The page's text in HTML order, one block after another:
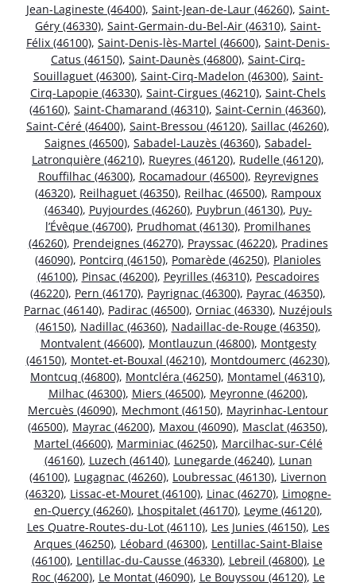
Jean-Lagineste (46400), Saint-Jean-de-Laur (46260), Saint-
Géry (46330), Saint-Germain-du-Bel-Air (46310), Saint-
Félix (46100), Saint-Denis-lès-Martel (46600), Saint-Denis-
Catus (46150), Saint-Daunès (46800), Saint-Cirq-
Souillaguet (46300), Saint-Cirq-Madelon (46300), Saint-
Cirq-Lapopie (46330), Saint-Cirgues (46210), Saint-Chels
(46160), Saint-Chamarand (46310), Saint-Cernin (46360),
Saint-Céré (46400), Saint-Bressou (46120), Saillac (46260),
Saignes (46500), Sabadel-Lauzès (46360), Sabadel-
Latronquière (46210), Rueyres (46120), Rudelle (46120),
Rouffilhac (46300), Rocamadour (46500), Reyrevignes
(46320), Reilhaguet (46350), Reilhac (46500), Rampoux
(46340), Puyjourdes (46260), Puybrun (46130), Puy-
l’Évêque (46700), Prudhomat (46130), Promilhanes
(46260), Prendeignes (46270), Prayssac (46220), Pradines
(46090), Pontcirq (46150), Pomarède (46250), Planioles
(46100), Pinsac (46200), Peyrilles (46310), Pescadoires
(46220), Pern (46170), Payrignac (46300), Payrac (46350),
Parnac (46140), Padirac (46500), Orniac (46330), Nuzéjouls
(46150), Nadillac (46360), Nadaillac-de-Rouge (46350),
Montvalent (46600), Montlauzun (46800), Montgesty
(46150), Montet-et-Bouxal (46210), Montdoumerc (46230),
Montcuq (46800), Montcléra (46250), Montamel (46310),
Milhac (46300), Miers (46500), Meyronne (46200),
Mercuès (46090), Mechmont (46150), Mayrinhac-Lentour
(46500), Mayrac (46200), Maxou (46090), Masclat (46350),
Martel (46600), Marminiac (46250), Marcilhac-sur-Célé
(46160), Luzech (46140), Lunegarde (46240), Lunan
(46100), Lugagnac (46260), Loubressac (46130), Livernon
(46320), Lissac-et-Mouret (46100), Linac (46270), Limogne-
en-Quercy (46260), Lhospitalet (46170), Leyme (46120),
Les Quatre-Routes-du-Lot (46110), Les Junies (46150), Les
Arques (46250), Léobard (46300), Lentillac-Saint-Blaise
(46100), Lentillac-du-Causse (46330), Lebreil (46800), Le
Roc (46200), Le Montat (46090), Le Bouyssou (46120), Le